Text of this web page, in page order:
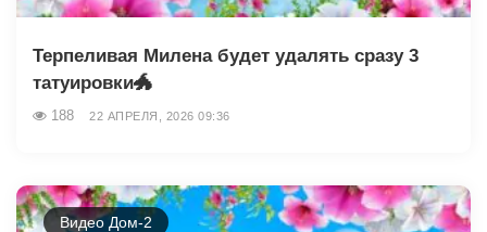
Терпеливая Милена будет удалять сразу 3
татуировки🐲
188 22 АПРЕЛЯ, 2026 09:36
Видео Дом-2